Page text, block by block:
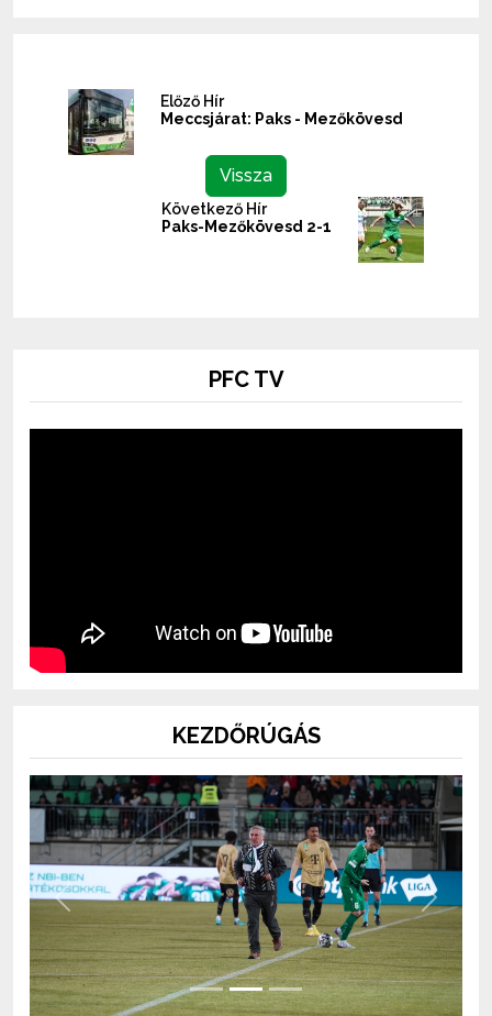
Előző Hír
Meccsjárat: Paks - Mezőkövesd
Vissza
Következő Hír
Paks-Mezőkövesd 2-1
PFC TV
KEZDŐRÚGÁS
Previous Next